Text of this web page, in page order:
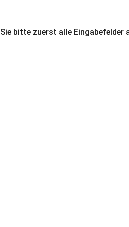
bitte zuerst alle Eingabefelder